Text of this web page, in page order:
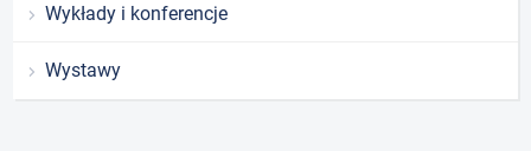
Wykłady i konferencje
Wystawy